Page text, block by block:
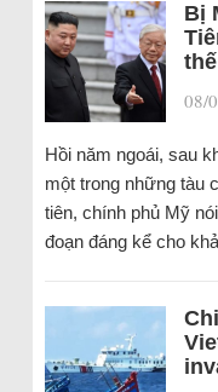
Bị
thế
08/
Hồi năm ngoái, sau
một trong những tàu
tiên, chính phủ Mỹ
đoạn đáng kể cho